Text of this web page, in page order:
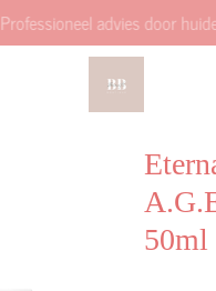
Professioneel advies door
50ml